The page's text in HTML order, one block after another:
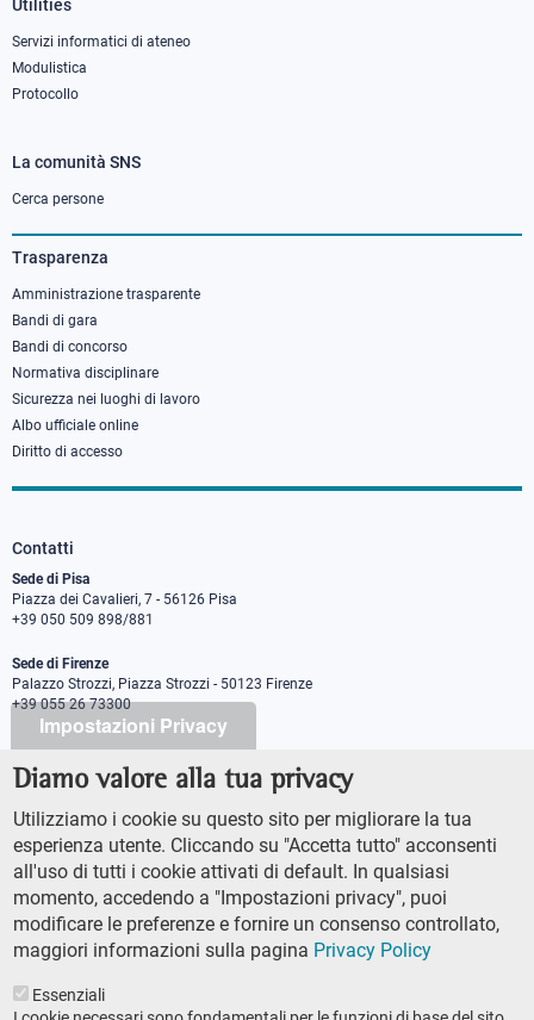
Impostazioni Privacy
Diamo valore alla tua privacy
Utilizziamo i cookie su questo sito per migliorare la tua
esperienza utente. Cliccando su "Accetta tutto" acconsenti
all'uso di tutti i cookie attivati di default. In qualsiasi
momento, accedendo a "Impostazioni privacy", puoi
modificare le preferenze e fornire un consenso controllato,
maggiori informazioni sulla pagina Privacy Policy
Essenziali
Utilities
Servizi informatici di ateneo
Modulistica
Protocollo
Footer
column
3
La comunità SNS
Cerca persone
Trasparenza
Amministrazione trasparente
Bandi di gara
Bandi di concorso
Normativa disciplinare
Sicurezza nei luoghi di lavoro
Albo ufficiale online
Diritto di accesso
Contatti
Sede di Pisa
Piazza dei Cavalieri, 7 - 56126 Pisa
+39 050 509 898/881
Sede di Firenze
Palazzo Strozzi, Piazza Strozzi - 50123 Firenze
+39 055 26 73300
PEC protocollo@pec.sns.it
Codice Fiscale 8000 5050507
Ufficio comunicazione
Addetto stampa
URP - Ufficio relazioni con il pubblico